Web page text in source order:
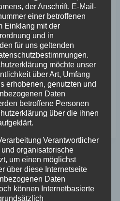
sind wir auch
von 7:00 bis 13:30 Uhr
www.blumen-
WEITER
Wein-Bauer
der Anschrift, E-Mail-
einer betroffenen
Einklang mit der
und in
für uns geltenden
möchte unser
über Art, Umfang
erhobenen, genutzten und
Daten
betroffene Personen
über die ihnen
Verantwortlicher
organisatorische
um einen möglichst
über diese Internetseite
Daten
können Internetbasierte